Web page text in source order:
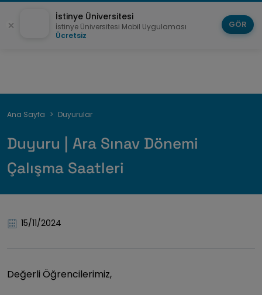
Breadcrumb
Ana Sayfa Duyurular
Duyuru | Ara Sınav Dönemi
Çalışma Saatleri
15/11/2024
Değerli Öğrencilerimiz,
İstinye Üniversitesi
İstinye Üniversitesi Mobil Uygulaması
Ücretsiz
GÖR